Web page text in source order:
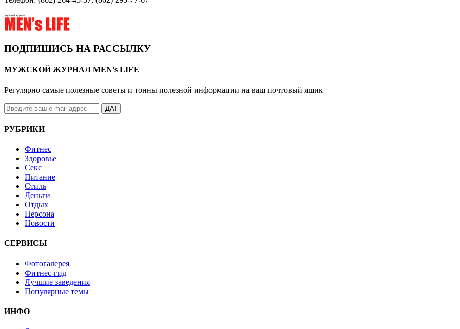
ПОДПИШИСЬ НА РАССЫЛКУ
МУЖСКОЙ ЖУРНАЛ MEN’s LIFE
Регулярно самые полезные советы и тонны полезной информации на ваш почтовый ящик
ДА!
РУБРИКИ
Фитнес
Здоровье
Секс
Питание
Стиль
Деньги
Отдых
Персона
Новости
СЕРВИСЫ
Фотогалерея
Фитнес-гид
Лучшие заведения
Популярные темы
ИНФО